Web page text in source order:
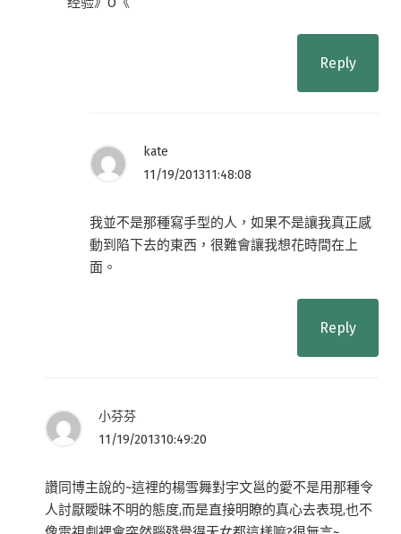
Reply
kate
11/19/201311:48:08
我並不是那種寫手型的人，如果不是讓我真正感
動到陷下去的東西，很難會讓我想花時間在上
面。
Reply
小芬芬
11/19/201310:49:20
讚同博主說的~這裡的楊雪舞對宇文邕的愛不是用那種令
人討厭瞹昧不明的態度,而是直接明瞭的真心去表現,也不